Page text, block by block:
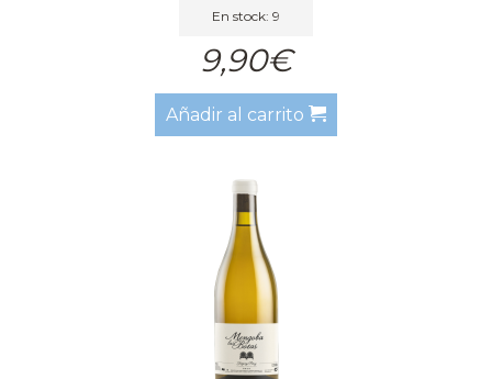
En stock: 9
9,90€
Añadir al carrito